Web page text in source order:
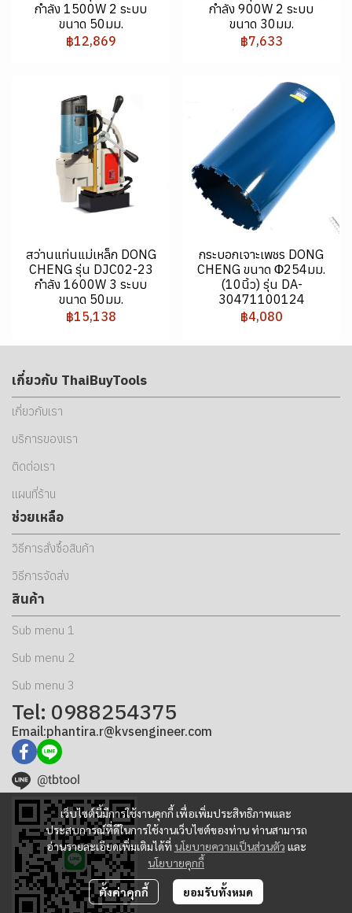
กำลัง 1500W 2 ระบบ
ขนาด 50มม.
฿12,869
กำลัง 900W 2 ระบบ
ขนาด 30มม.
฿7,633
สว่านแท่นแม่เหล็ก DONG
CHENG รุ่น DJC02-23
กำลัง 1600W 3 ระบบ
ขนาด 50มม.
฿15,138
กระบอกเจาะเพชร DONG
CHENG ขนาด Φ254มม.
(10นิ้ว) รุ่น DA-
30471100124
฿4,080
เว็บไซต์นี้มีการใช้งานคุกกี้ เพื่อเพิ่มประสิทธิภาพและ
ประสบการณ์ที่ดีในการใช้งานเว็บไซต์ของท่าน ท่านสามารถ
อ่านรายละเอียดเพิ่มเติมได้ที่ นโยบายความเป็นส่วนตัว และ
นโยบายคุกกี้
ตั้งค่าคุกกี้ ยอมรับทั้งหมด
เกี่ยวกับ ThaiBuyTools
เกี่ยวกับเรา
บริการของเรา
ติดต่อเรา
แผนที่ร้าน
ช่วยเหลือ
วิธีการสั่งซื้อสินค้า
วิธีการจัดส่ง
สินค้า
Sub menu 1
Sub menu 2
Sub menu 3
Tel: 0988254375
Email:phantira.r@kvsengineer.com
@tbtool